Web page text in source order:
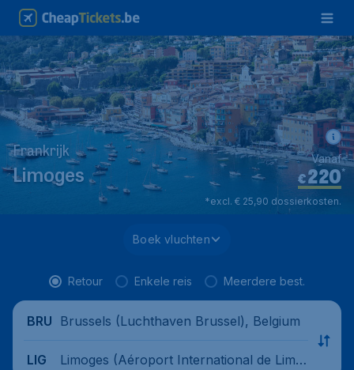
Frankrijk
Limoges €220*
Vanaf
*excl. € 25,90 dossierkosten.
Boek vluchten
Retour Enkele reis Meerdere best.
BRU Brussels (Luchthaven Brussel), Belgium
LIG
Limoges (Aéroport International de Limo